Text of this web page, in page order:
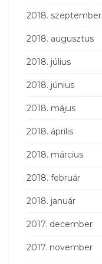
2018. szeptember
2018. augusztus
2018. július
2018. június
2018. május
2018. április
2018. március
2018. február
2018. január
2017. december
2017. november